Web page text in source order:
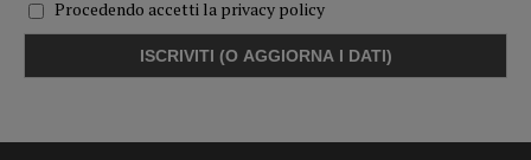
Procedendo accetti la privacy policy